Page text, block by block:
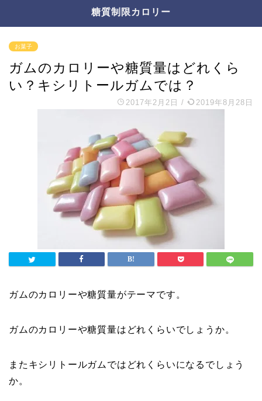
糖質制限カロリー
お菓子
ガムのカロリーや糖質量はどれくら
い？キシリトールガムでは？
2017年2月2日 / 2019年8月28日
ガムのカロリーや糖質量がテーマです。
ガムのカロリーや糖質量はどれくらいでしょうか。
またキシリトールガムではどれくらいになるでしょう
か。